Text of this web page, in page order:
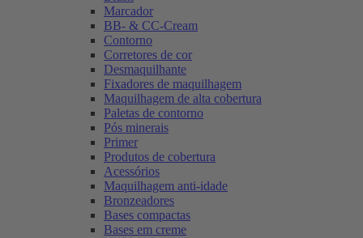
Marcador
BB- & CC-Cream
Contorno
Corretores de cor
Desmaquilhante
Fixadores de maquilhagem
Maquilhagem de alta cobertura
Paletas de contorno
Pós minerais
Primer
Produtos de cobertura
Acessórios
Maquilhagem anti-idade
Bronzeadores
Bases compactas
Bases em creme